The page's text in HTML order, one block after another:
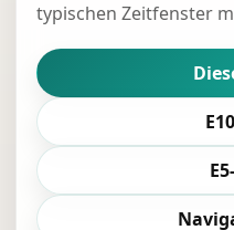
typischen Zeitfenster